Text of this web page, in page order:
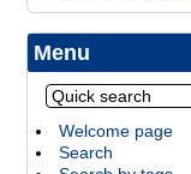
Menu
Welcome page
Search